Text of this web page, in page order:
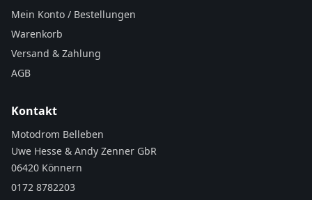
Mein Konto / Bestellungen
Warenkorb
Versand & Zahlung
AGB
Kontakt
Motodrom Belleben
Uwe Hesse & Andy Zenner GbR
06420 Könnern
0172 8782203